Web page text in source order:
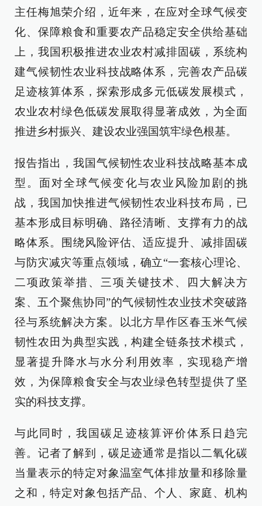
主任梅旭荣介绍，近年来，在应对全球气候变
化、保障粮食和重要农产品稳定安全供给基础
上，我国积极推进农业农村减排固碳，系统构
建气候韧性农业科技战略体系，完善农产品碳
足迹核算体系，探索形成多元低碳发展模式，
农业农村绿色低碳发展取得显著成效，为全面
推进乡村振兴、建设农业强国筑牢绿色根基。
报告指出，我国气候韧性农业科技战略基本成
型。面对全球气候变化与农业风险加剧的挑
战，我国加快推进气候韧性农业科技布局，已
基本形成目标明确、路径清晰、支撑有力的战
略体系。围绕风险评估、适应提升、减排固碳
与防灾减灾等重点领域，确立“一套核心理论、
二项政策举措、三项关键技术、四大解决方
案、五个聚焦协同”的气候韧性农业技术突破路
径与系统解决方案。以北方旱作区春玉米气候
韧性农田为典型实践，构建全链条技术模式，
显著提升降水与水分利用效率，实现稳产增
效，为保障粮食安全与农业绿色转型提供了坚
实的科技支撑。
与此同时，我国碳足迹核算评价体系日趋完
善。记者了解到，碳足迹通常是指以二氧化碳
当量表示的特定对象温室气体排放量和移除量
之和，特定对象包括产品、个人、家庭、机构